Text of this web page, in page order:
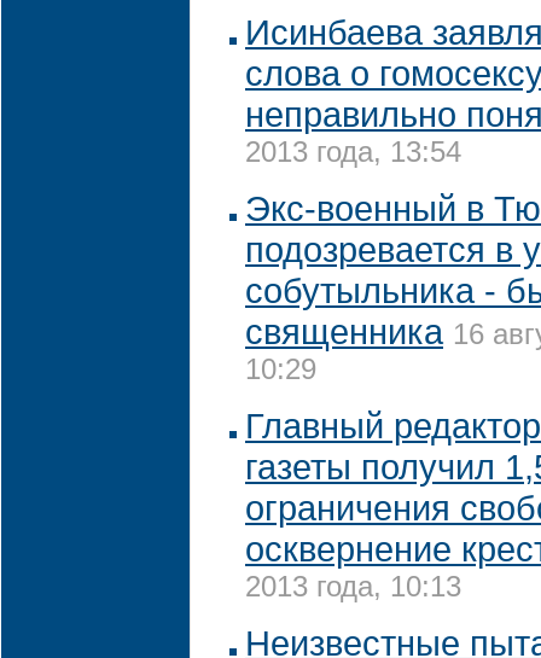
Исинбаева
слова о
неправильно
2013 года, 13:54
Экс-военный в
подозревается в
собутыльника -
священника 16
10:29
Главный
газеты получил
ограничения
осквернение
2013 года, 10:13
Неизвестные